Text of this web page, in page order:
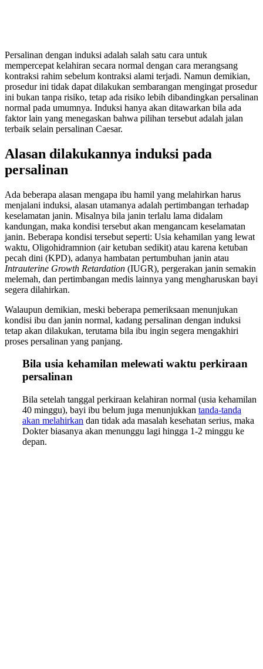
Persalinan dengan induksi adalah salah satu cara untuk
mempercepat kelahiran secara normal dengan cara merangsang
kontraksi rahim sebelum kontraksi alami terjadi. Namun demikian,
prosedur ini tidak dapat dilakukan sembarangan mengingat prosedur
ini bukan tanpa risiko, tetap ada risiko lebih dibandingkan persalinan
normal pada umumnya. Induksi hanya akan ditawarkan bila ada
faktor lain yang menegaskan bahwa pilihan tersebut adalah jalan
terbaik selain persalinan Caesar.
Alasan dilakukannya induksi pada
persalinan
Ada beberapa alasan mengapa ibu hamil yang melahirkan harus
menjalani induksi, alasan utamanya adalah pertimbangan terhadap
keselamatan janin. Misalnya bila janin terlalu lama didalam
kandungan, maka kondisi tersebut akan mengancam keselamatan
janin. Beberapa kondisi tersebut seperti: Usia kehamilan yang lewat
waktu, Oligohidramnion (air ketuban sedikit) atau karena ketuban
pecah dini (KPD), adanya hambatan pertumbuhan janin atau
Intrauterine Growth Retardation (IUGR), pergerakan janin semakin
melemah, dan pertimbangan medis lainnya yang mengharuskan bayi
segera dilahirkan.
Walaupun demikian, meski beberapa pemeriksaan menunjukan
kondisi ibu dan janin normal, kadang persalinan dengan induksi
tetap akan dilakukan, terutama bila ibu ingin segera mengakhiri
proses persalinan yang panjang.
Bila usia kehamilan melewati waktu perkiraan
persalinan
Bila setelah tanggal perkiraan kelahiran normal (usia kehamilan
40 minggu), bayi ibu belum juga menunjukkan tanda-tanda
akan melahirkan dan tidak ada masalah kesehatan serius, maka
Dokter biasanya akan menunggu lagi hingga 1-2 minggu ke
depan.